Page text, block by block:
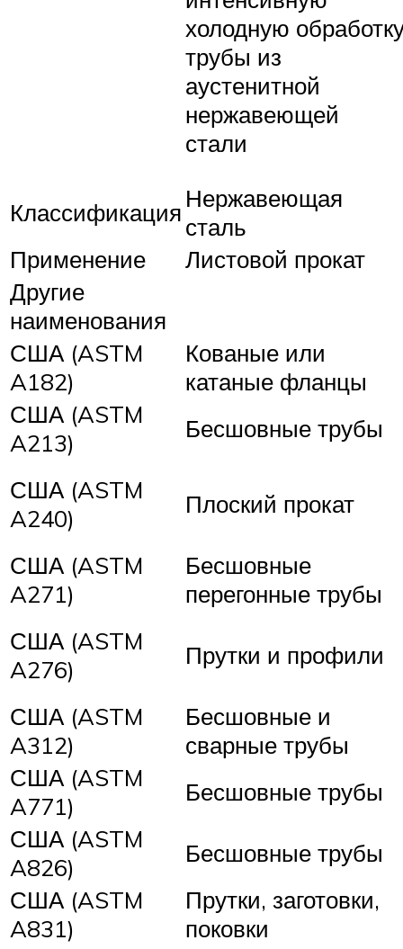
холодную
трубы из
аустенитной
нержавеющей
стали
Классификация Нержавеющая
сталь
Применение
Листовой прокат
Другие
наименования
США (ASTM
A182)
Кованые или
катаные фланцы
США (ASTM
A213)
Бесшовные трубы
США (ASTM
A240)
Плоский прокат
США (ASTM
A271)
Бесшовные
перегонные трубы
США (ASTM
A276)
Прутки и профили
США (ASTM
A312)
Бесшовные и
сварные трубы
США (ASTM
A771)
Бесшовные трубы
США (ASTM
A826)
Бесшовные трубы
США (ASTM
A831)
Прутки, заготовки,
поковки